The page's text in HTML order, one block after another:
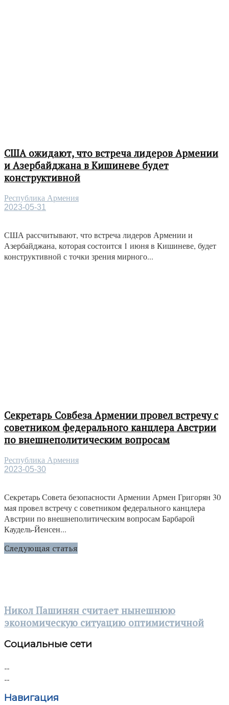
США ожидают, что встреча лидеров Армении
и Азербайджана в Кишиневе будет
конструктивной
Республика Армения
2023-05-31
США рассчитывают, что встреча лидеров Армении и
Азербайджана, которая состоится 1 июня в Кишиневе, будет
конструктивной с точки зрения мирного...
Секретарь Совбеза Армении провел встречу с
советником федерального канцлера Австрии
по внешнеполитическим вопросам
Республика Армения
2023-05-30
Секретарь Совета безопасности Армении Армен Григорян 30
мая провел встречу с советником федерального канцлера
Австрии по внешнеполитическим вопросам Барбарой
Каудель-Йенсен...
Следующая статья
Никол Пашинян считает нынешнюю
экономическую ситуацию оптимистичной
Социальные сети
Навигация